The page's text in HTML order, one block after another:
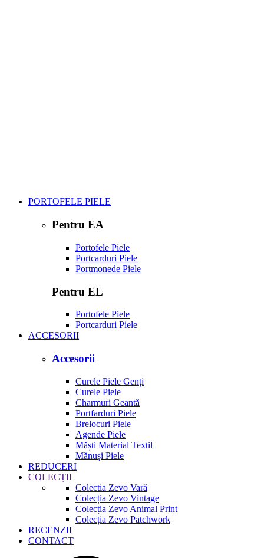
PORTOFELE PIELE
Pentru EA
Portofele Piele
Portcarduri Piele
Portmonede Piele
Pentru EL
Portofele Piele
Portcarduri Piele
ACCESORII
Accesorii
Curele Piele Genți
Curele Piele
Charmuri Geantă
Portfarduri Piele
Brelocuri Piele
Agende Piele
Măști Material Textil
Mănuși Piele
REDUCERI
COLECȚII
Colectia Zevo Vară
Colecția Zevo Vintage
Colecția Zevo Animal Print
Colecția Zevo Patchwork
RECENZII
CONTACT